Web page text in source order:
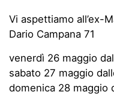
Vi aspettiamo all’ex-
Dario Campana 71
venerdì 26 maggio
sabato 27 maggio
domenica 28 maggio